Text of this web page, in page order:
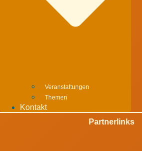
Veranstaltungen
Themen
Kontakt
Partnerlinks